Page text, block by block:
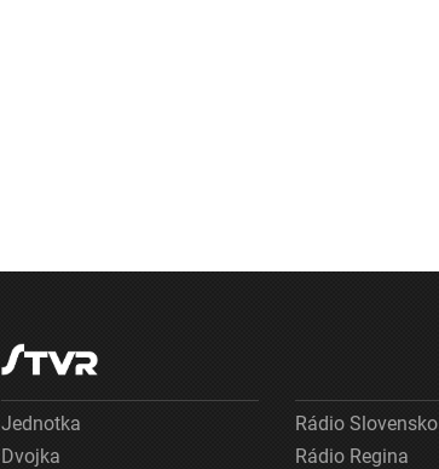
Jednotka
Dvojka
Rádio Slovensko
Rádio Regina